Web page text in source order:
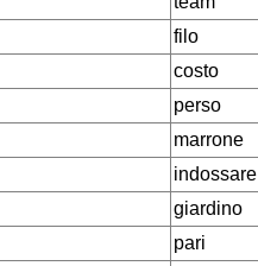
filo
costo
perso
marrone
indossare
giardino
pari